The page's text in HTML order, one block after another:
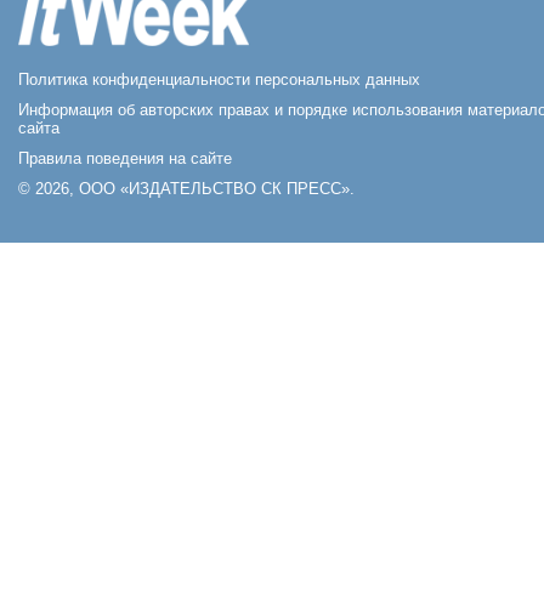
Политика конфиденциальности персональных данных
Информация об авторских правах и порядке использования
сайта
Правила поведения на сайте
© 2026, ООО «ИЗДАТЕЛЬСТВО СК ПРЕСС».